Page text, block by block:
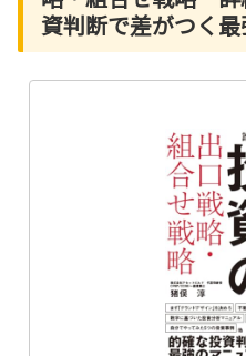
資判断で差がつく